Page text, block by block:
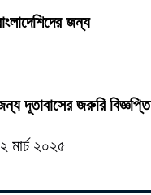
জন্য
দূতাবাসের জরুরি বিজ্ঞপ্তি
২০২৫